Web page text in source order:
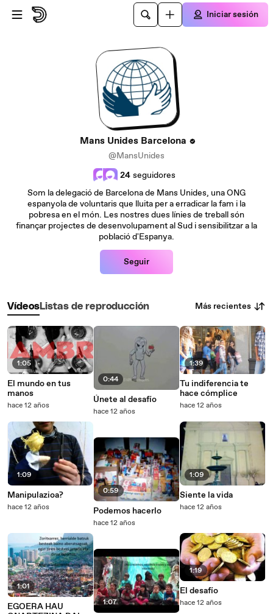
Saltar al contenido principal
Iniciar sesión
Mans Unides Barcelona
@MansUnides
24 seguidores
Som la delegació de Barcelona de Mans Unides, una ONG
espanyola de voluntaris que lluita per a erradicar la fam i la
pobresa en el món. Les nostres dues línies de treball són
finançar projectes de desenvolupament al Sud i sensibilitzar a la
població d'Espanya.
Seguir
VídeosListas de reproducción Más recientes
1:05
El mundo en tus
manos
hace 12 años
1:09
Manipulazioa?
hace 12 años
1:01
EGOERA HAU
0:44
Únete al desafío
hace 12 años
0:59
Podemos hacerlo
hace 12 años
1:07
1:39
Tu indiferencia te
hace cómplice
hace 12 años
1:09
Siente la vida
hace 12 años
1:19
El desafío
hace 12 años